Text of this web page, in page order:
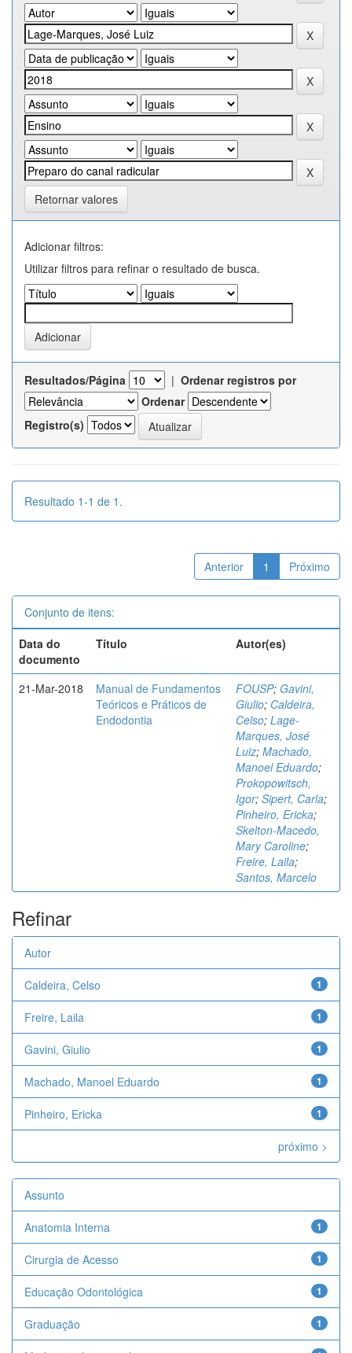
Retornar valores
Adicionar filtros:
Utilizar filtros para refinar o resultado de busca.
Resultados/Página | Ordenar registros por
Ordenar
Registro(s)
Resultado 1-1 de 1.
Anterior 1 Próximo
Conjunto de itens:
Data do
documento
Título Autor(es)
21-Mar-2018
Manual de Fundamentos
Teóricos e Práticos de
Endodontia
FOUSP; Gavini,
Giulio; Caldeira,
Celso; Lage-
Marques, José
Luiz; Machado,
Manoel Eduardo;
Prokopowitsch,
Igor; Sipert, Carla;
Pinheiro, Ericka;
Skelton-Macedo,
Mary Caroline;
Freire, Laila;
Santos, Marcelo
Refinar
Autor
1
Caldeira, Celso
1
Freire, Laila
1
Gavini, Giulio
1
Machado, Manoel Eduardo
1
Pinheiro, Ericka
próximo >
Assunto
1
Anatomia Interna
1
Cirurgia de Acesso
1
Educação Odontológica
1
Graduação